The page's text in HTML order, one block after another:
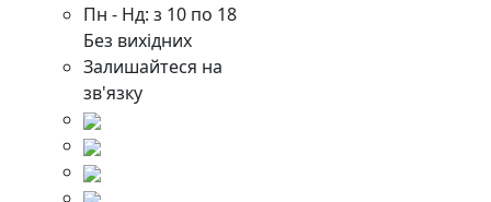
Пн - Нд: з 10 по 18
Без вихідних
Залишайтеся на
зв'язку